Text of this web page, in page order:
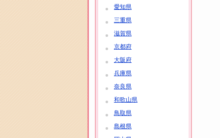
愛知県
三重県
滋賀県
京都府
大阪府
兵庫県
奈良県
和歌山県
鳥取県
島根県